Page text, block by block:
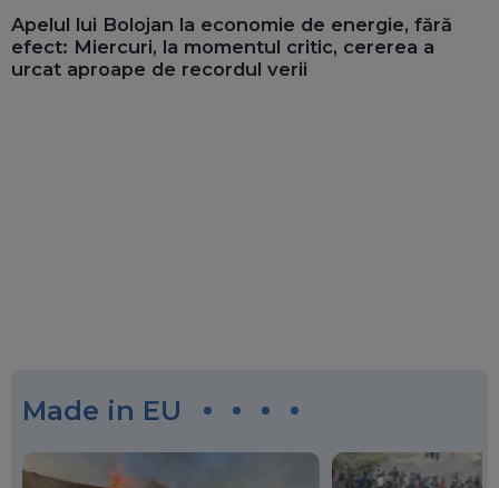
Apelul lui Bolojan la economie de energie, fără
efect: Miercuri, la momentul critic, cererea a
urcat aproape de recordul verii
Made in EU